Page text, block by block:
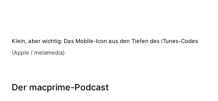
Klein, aber wichtig: Das Mobile-Icon aus den Tiefen des iTunes-Codes
(Apple / melamedia)
Der macprime-Podcast